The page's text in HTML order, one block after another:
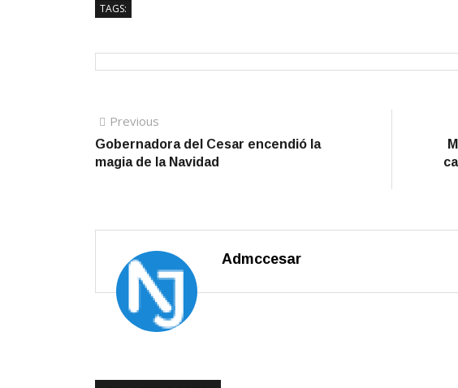
TAGS:
Navegación
de
Previous
post:
Gobernadora del Cesar encendió la
magia de la Navidad
Admccesar